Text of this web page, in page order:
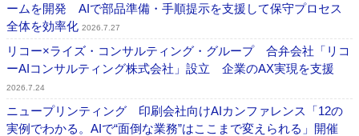
ームを開発 AIで部品準備・手順提示を支援して保守プロセス
全体を効率化 2026.7.27
リコー×ライズ・コンサルティング・グループ 合弁会社「リコ
ーAIコンサルティング株式会社」設立 企業のAX実現を支援
2026.7.24
ニュープリンティング 印刷会社向けAIカンファレンス「12の
実例でわかる。AIで“面倒な業務”はここまで変えられる」開催